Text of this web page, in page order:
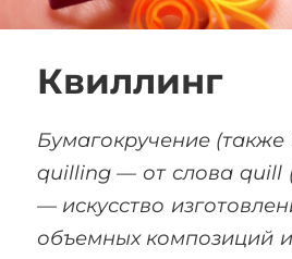
Квиллинг
Бумагокручение (также
quilling — от слова quill
— искусство
объемных композиций